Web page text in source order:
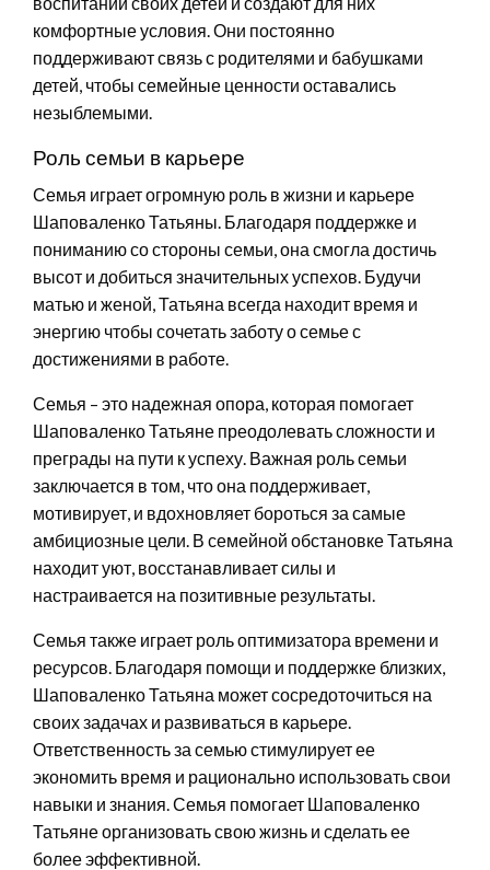
комфортные условия. Они постоянно
поддерживают связь с родителями и бабушками
детей, чтобы семейные ценности оставались
незыблемыми.
Роль семьи в карьере
Семья играет огромную роль в жизни и карьере
Шаповаленко Татьяны. Благодаря поддержке и
пониманию со стороны семьи, она смогла достичь
высот и добиться значительных успехов. Будучи
матью и женой, Татьяна всегда находит время и
энергию чтобы сочетать заботу о семье с
достижениями в работе.
Семья – это надежная опора, которая помогает
Шаповаленко Татьяне преодолевать сложности и
преграды на пути к успеху. Важная роль семьи
заключается в том, что она поддерживает,
мотивирует, и вдохновляет бороться за самые
амбициозные цели. В семейной обстановке Татьяна
находит уют, восстанавливает силы и
настраивается на позитивные результаты.
Семья также играет роль оптимизатора времени и
ресурсов. Благодаря помощи и поддержке близких,
Шаповаленко Татьяна может сосредоточиться на
своих задачах и развиваться в карьере.
Ответственность за семью стимулирует ее
экономить время и рационально использовать свои
навыки и знания. Семья помогает Шаповаленко
Татьяне организовать свою жизнь и сделать ее
более эффективной.